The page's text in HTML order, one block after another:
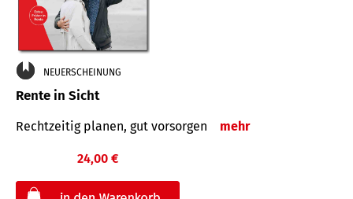
NEUERSCHEINUNG
Rente in Sicht
Rechtzeitig planen, gut vorsorgen mehr
24,00 €